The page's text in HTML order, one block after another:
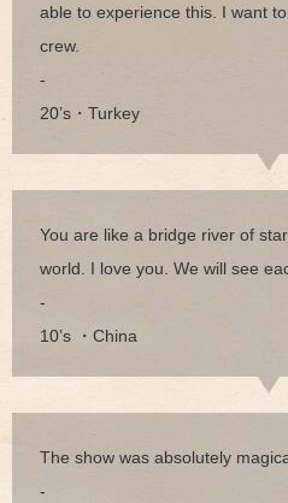
able to experience this. I want
crew.
-
20’s・Turkey
You are like a bridge river of
world. I love you. We will see
-
10’s ・China
The show was absolutely
-